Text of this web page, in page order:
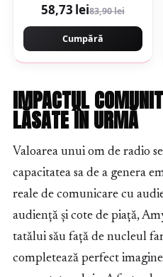
58,73 lei83,90 lei
Cumpără
IMPACTUL
LĂSATE ÎN URMĂ
Valoarea unui om de radio
capacitatea sa de a genera
reale de comunicare cu
audiență și cote de piață,
tatălui său față de nucleul
completează perfect